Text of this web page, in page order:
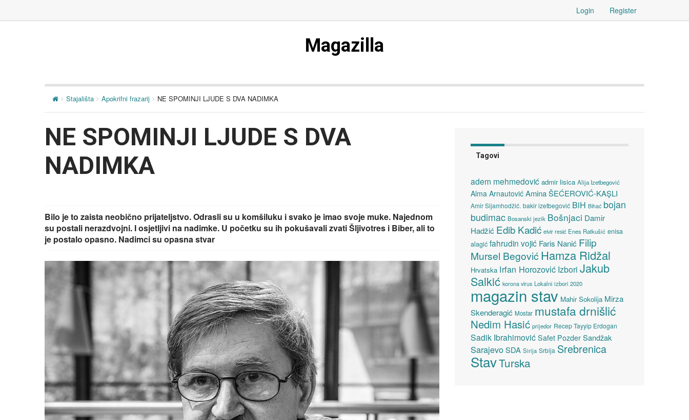
Login Register
Magazilla
Stajališta Apokrifni frazarij NE SPOMINJI LJUDE S DVA NADIMKA
NE SPOMINJI LJUDE S DVA
NADIMKA
Bilo je to zaista neobično prijateljstvo. Odrasli su u komšiluku i svako je imao svoje muke. Najednom
su postali nerazdvojni. I osjetljivi na nadimke. U početku su ih pokušavali zvati Šljivotres i Biber, ali to
je postalo opasno. Nadimci su opasna stvar
Tagovi
adem mehmedović admir lisica Alija Izetbegović
Alma Arnautović Amina ŠEĆEROVIĆ-KAŞLI
Amir Sijamhodžić. bakir izetbegović BiH Bihać bojan
budimac Bosanski jezik Bošnjaci Damir
Hadžić Edib Kadić elvir resić Enes Ratkušić enisa
alagić fahrudin vojić Faris Nanić Filip
Mursel Begović Hamza Ridžal
Hrvatska Irfan Horozović Izbori Jakub
Salkić korona virus Lokalni izbori 2020
magazin stav Mahir Sokolija Mirza
Skenderagić Mostar mustafa drnišlić
Nedim Hasić prijedor Recep Tayyip Erdogan
Sadik Ibrahimović Safet Pozder Sandžak
SarajevoSDA Sirija Srbija Srebrenica
StavTurska